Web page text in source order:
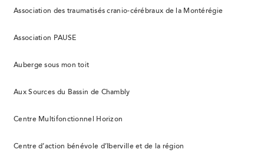
Association des traumatisés cranio-cérébraux de la Montérégie
Association PAUSE
Auberge sous mon toit
Aux Sources du Bassin de Chambly
Centre Multifonctionnel Horizon
Centre d’action bénévole d’Iberville et de la région